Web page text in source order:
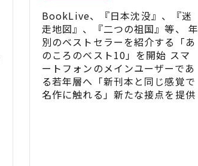
BookLive、『日本沈没』、『迷
走地図』、『二つの祖国』等、 年
別のベストセラーを紹介する「あ
のころのベスト10」を開始 スマ
ートフォンのメインユーザーであ
る若年層へ「新刊本と同じ感覚で
名作に触れる」新たな接点を提供